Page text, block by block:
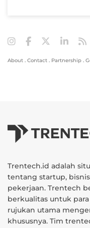
About . Contact . Partnership .
Trentech.id adalah
tentang startup,
pekerjaan. Trentech
berkualitas untuk
rujukan utama
khususnya. Tim